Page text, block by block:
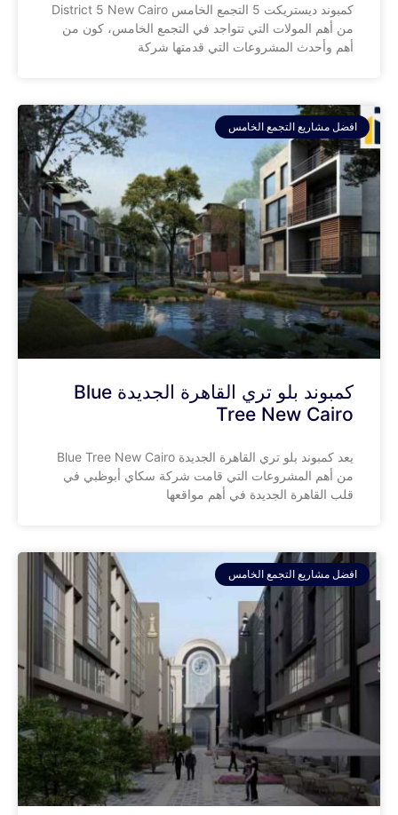
كمبوند ديستريكت 5 التجمع الخامس District 5 New Cairo
من أهم المولات التي تتواجد في التجمع الخامس، كون من
أهم وأحدث المشروعات التي قدمتها شركة
افضل مشاريع التجمع الخامس
كمبوند بلو تري القاهرة الجديدة Blue
Tree New Cairo
يعد كمبوند بلو تري القاهرة الجديدة Blue Tree New Cairo
من أهم المشروعات التي قامت شركة سكاي أبوظبي في
قلب القاهرة الجديدة في أهم مواقعها
افضل مشاريع التجمع الخامس